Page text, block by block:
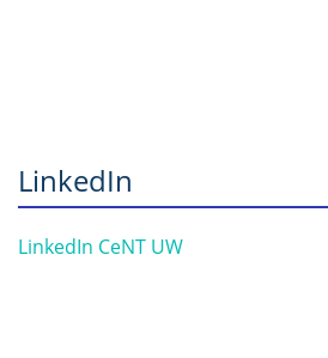
LinkedIn
LinkedIn CeNT UW